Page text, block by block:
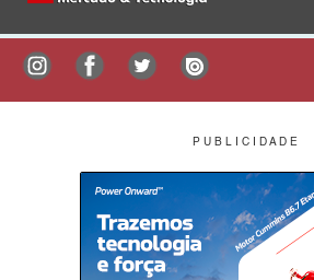
P U B L I C I D A D E